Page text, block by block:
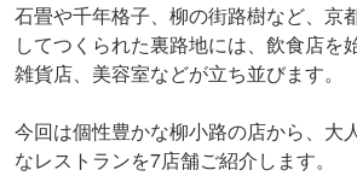
石畳や千年格子、柳の街路樹など、京
してつくられた裏路地には、飲食店を
雑貨店、美容室などが立ち並びます。
今回は個性豊かな柳小路の店から、大
なレストランを7店舗ご紹介します。